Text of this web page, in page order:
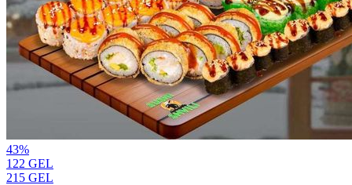
43%
122 GEL
215 GEL